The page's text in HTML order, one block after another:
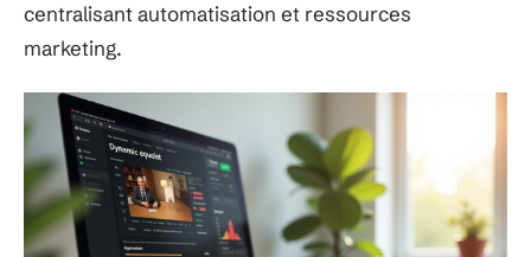
centralisant automatisation et ressources
marketing.